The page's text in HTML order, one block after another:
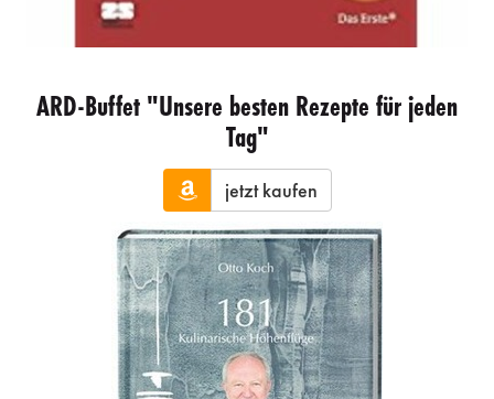
ARD-Buffet "Unsere besten Rezepte für jeden
Tag"
jetzt kaufen